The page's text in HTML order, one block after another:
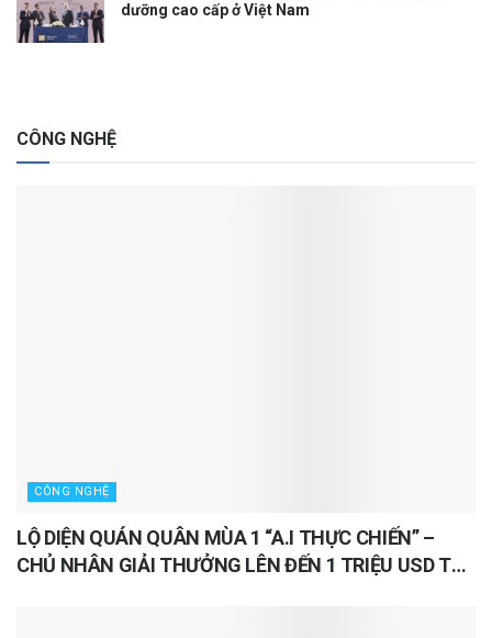
dưỡng cao cấp ở Việt Nam
CÔNG NGHỆ
CÔNG NGHỆ
LỘ DIỆN QUÁN QUÂN MÙA 1 “A.I THỰC CHIẾN” –
CHỦ NHÂN GIẢI THƯỞNG LÊN ĐẾN 1 TRIỆU USD TỪ